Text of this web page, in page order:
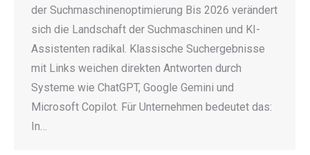
der Suchmaschinenoptimierung Bis 2026 verändert
sich die Landschaft der Suchmaschinen und KI-
Assistenten radikal. Klassische Suchergebnisse
mit Links weichen direkten Antworten durch
Systeme wie ChatGPT, Google Gemini und
Microsoft Copilot. Für Unternehmen bedeutet das:
In…